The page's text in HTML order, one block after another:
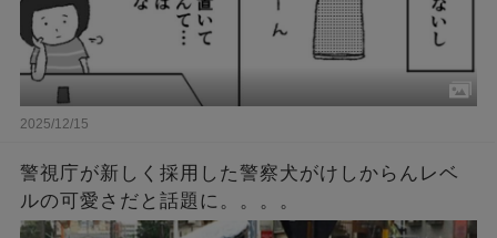
2025/12/15
警視庁が新しく採用した警察犬がけしからんレベ
ルの可愛さだと話題に。。。。